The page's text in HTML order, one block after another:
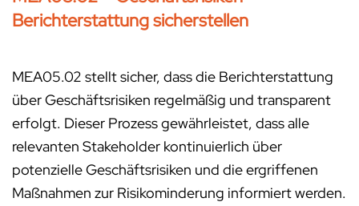
Berichterstattung sicherstellen
MEA05.02 stellt sicher, dass die Berichterstattung
über Geschäftsrisiken regelmäßig und transparent
erfolgt. Dieser Prozess gewährleistet, dass alle
relevanten Stakeholder kontinuierlich über
potenzielle Geschäftsrisiken und die ergriffenen
Maßnahmen zur Risikominderung informiert werden.